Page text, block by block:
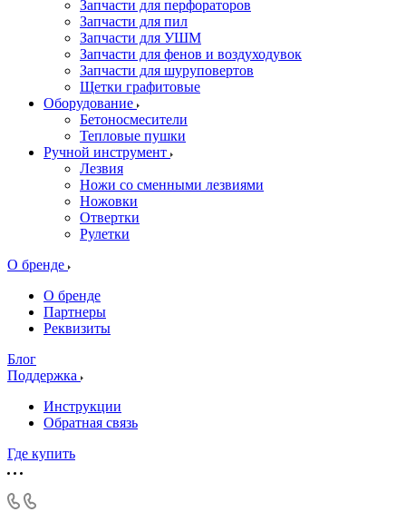
Запчасти для перфораторов
Запчасти для пил
Запчасти для УШМ
Запчасти для фенов и воздуходувок
Запчасти для шуруповертов
Щетки графитовые
Оборудование
Бетоносмесители
Тепловые пушки
Ручной инструмент
Лезвия
Ножи со сменными лезвиями
Ножовки
Отвертки
Рулетки
О бренде
О бренде
Партнеры
Реквизиты
Блог
Поддержка
Инструкции
Обратная связь
Где купить